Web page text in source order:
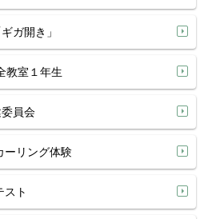
ガ開き」
教室１年生
員会
ーリング体験
スト